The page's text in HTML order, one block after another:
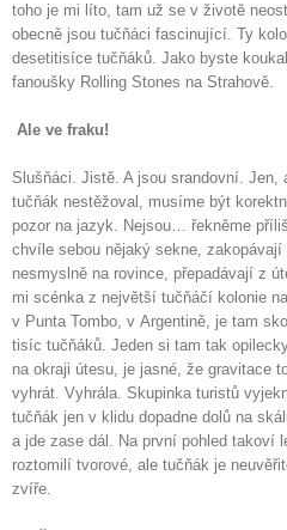
toho je mi líto, tam už se v životě
obecně jsou tučňáci fascinující. Ty
desetitisíce tučňáků. Jako byste
fanoušky Rolling Stones na Strahově.
Ale ve fraku!
Slušňáci. Jistě. A jsou srandovní. Jen,
tučňák nestěžoval, musíme být
pozor na jazyk. Nejsou… řekněme
chvíle sebou nějaký sekne, zakopávají
nesmyslně na rovince, přepadávají z
mi scénka z největší tučňáčí kolonie
v Punta Tombo, v Argentině, je tam
tisíc tučňáků. Jeden si tam tak
na okraji útesu, je jasné, že gravitace
vyhrát. Vyhrála. Skupinka turistů
tučňák jen v klidu dopadne dolů na
a jde zase dál. Na první pohled takoví
roztomilí tvorové, ale tučňák je
zvíře.